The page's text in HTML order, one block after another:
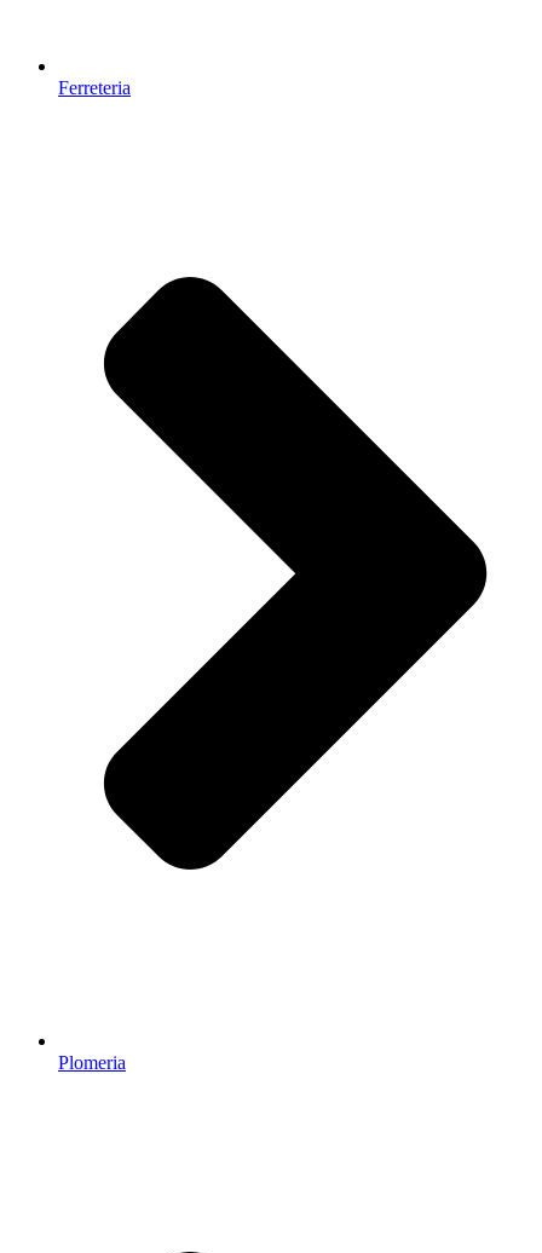
Ferreteria
Plomeria